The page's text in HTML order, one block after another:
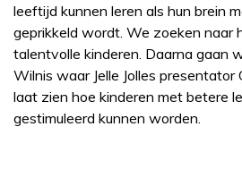
leeftijd kunnen leren als hun brein
geprikkeld wordt. We zoeken naar
talentvolle kinderen. Daarna gaan
Wilnis waar Jelle Jolles presentator
laat zien hoe kinderen met betere
gestimuleerd kunnen worden.